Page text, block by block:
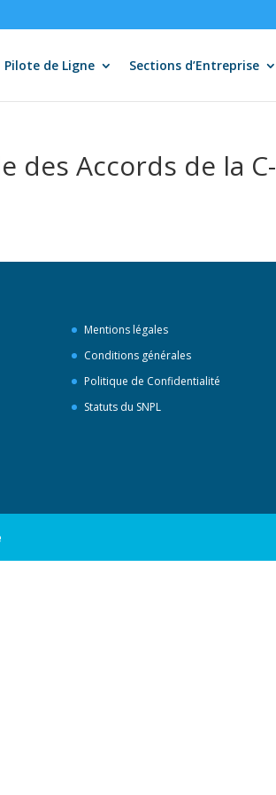
Pilote de Ligne Sections d’Entreprise
des Accords de la C-
Mentions légales
Conditions générales
Politique de Confidentialité
Statuts du SNPL